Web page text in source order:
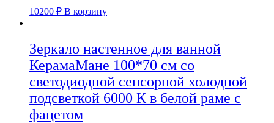
10200 ₽ В корзину
Зеркало настенное для ванной
КерамаМане 100*70 см со
светодиодной сенсорной холодной
подсветкой 6000 К в белой раме с
фацетом